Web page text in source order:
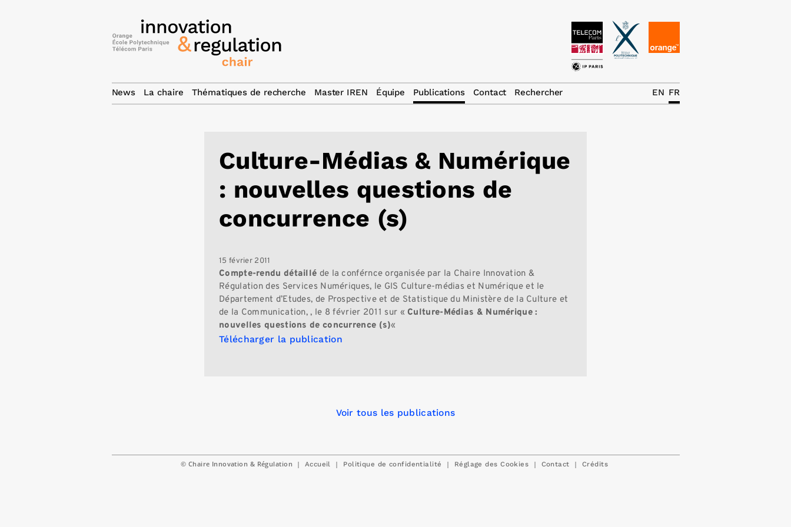
Culture-Médias & Numérique
: nouvelles questions de
concurrence (s)
15 février 2011
Compte-rendu détaillé de la conférnce organisée par la Chaire Innovation &
Régulation des Services Numériques, le GIS Culture-médias et Numérique et le
Département d’Etudes, de Prospective et de Statistique du Ministère de la Culture et
de la Communication, , le 8 février 2011 sur «Culture-Médias & Numérique :
nouvelles questions de concurrence (s)«
Télécharger la publication
Voir tous les publications
© Chaire Innovation & Régulation | Accueil | Politique de confidentialité | Réglage des Cookies | Contact | Crédits
News La chaire Thématiques de recherche Master IREN Équipe Publications Contact Rechercher FR
EN
News